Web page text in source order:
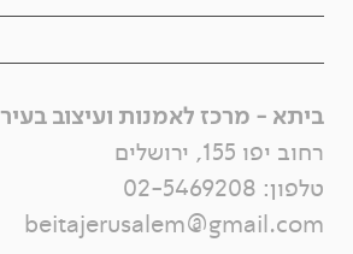
ביתא - מרכז לאמנות ועיצוב בעיר
רחוב יפו 155, ירושלים
טלפון: 02-5469208
beitajerusalem@gmail.com